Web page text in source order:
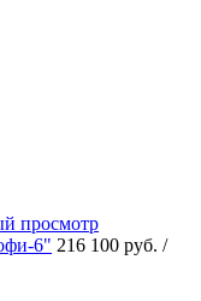
просмотр
6" 216 100 руб. /